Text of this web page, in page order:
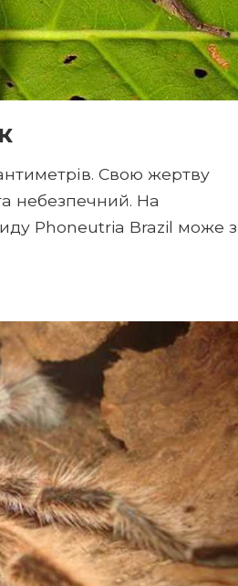
Свою жертву
небезпечний. На
Phoneutria Brazil може з